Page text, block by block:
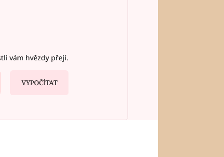
vám hvězdy přejí.
VYPOČÍTAT